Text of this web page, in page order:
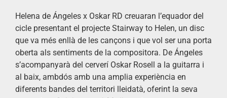
Helena de Ángeles x Oskar RD creuaran l’equador del
cicle presentant el projecte Stairway to Helen, un disc
que va més enllà de les cançons i que vol ser una porta
oberta als sentiments de la compositora. De Ángeles
s’acompanyarà del cerverí Oskar Rosell a la guitarra i
al baix, ambdós amb una amplia experiència en
diferents bandes del territori lleidatà, oferint la seva